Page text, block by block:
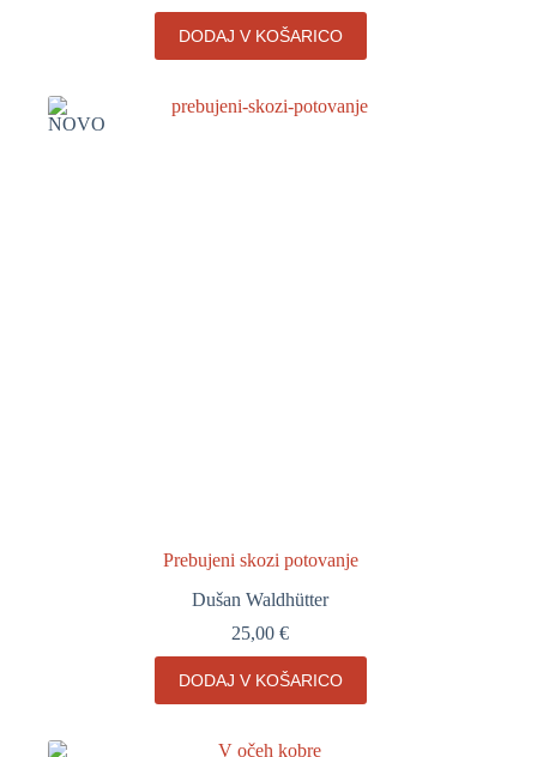
DODAJ V KOŠARICO
NOVO
Prebujeni skozi potovanje
Dušan Waldhütter
25,00€
DODAJ V KOŠARICO